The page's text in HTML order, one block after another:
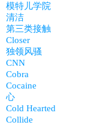
模特儿学院
清洁
第三类接触
Closer
独领风骚
CNN
Cobra
Cocaine
心
Cold Hearted
Collide